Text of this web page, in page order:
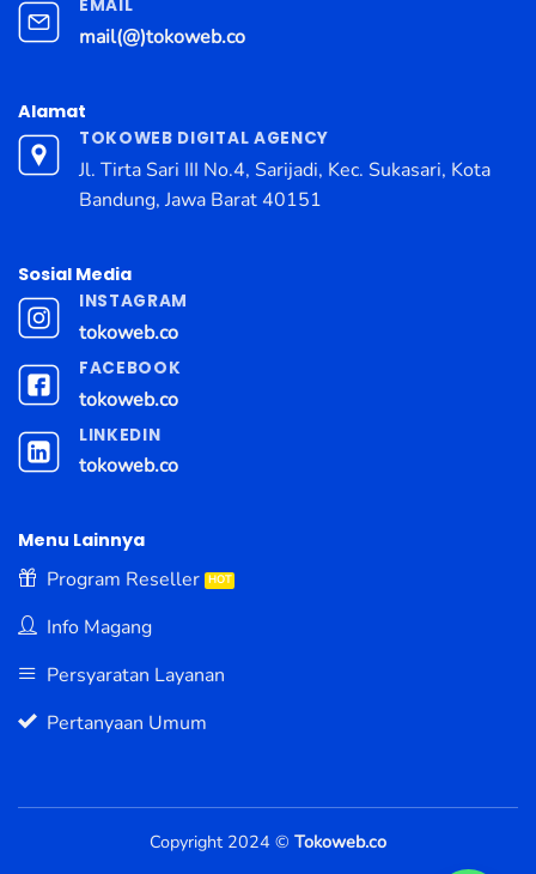
EMAIL
mail(@)tokoweb.co
Alamat
TOKOWEB DIGITAL AGENCY
Jl. Tirta Sari III No.4, Sarijadi, Kec. Sukasari, Kota
Bandung, Jawa Barat 40151
Sosial Media
INSTAGRAM
tokoweb.co
FACEBOOK
tokoweb.co
LINKEDIN
tokoweb.co
Menu Lainnya
Program Reseller
Info Magang
Persyaratan Layanan
Pertanyaan Umum
Copyright 2024 © Tokoweb.co